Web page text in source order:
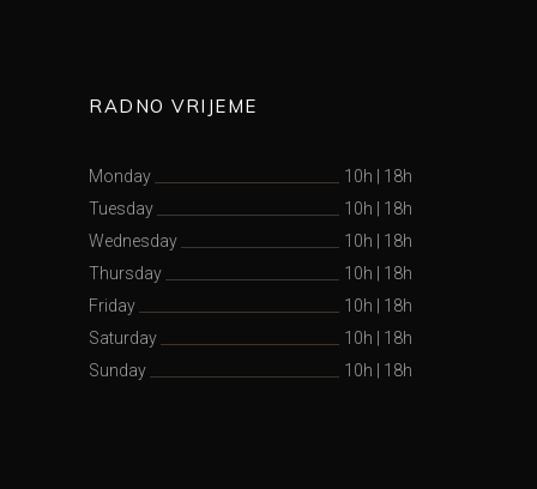
RADNO VRIJEME
Monday 10h
18h
Tuesday
10h
18h
Wednesday
10h
18h
Thursday
10h
18h
Friday
10h
18h
Saturday
10h
18h
Sunday
10h 18h